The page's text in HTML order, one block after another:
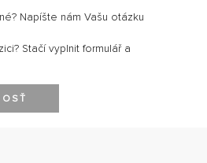
Napíšte nám Vašu otázku
Stačí vyplnit formulář a